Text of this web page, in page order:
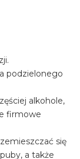
podzielonego
alkohole,
firmowe
się
a także